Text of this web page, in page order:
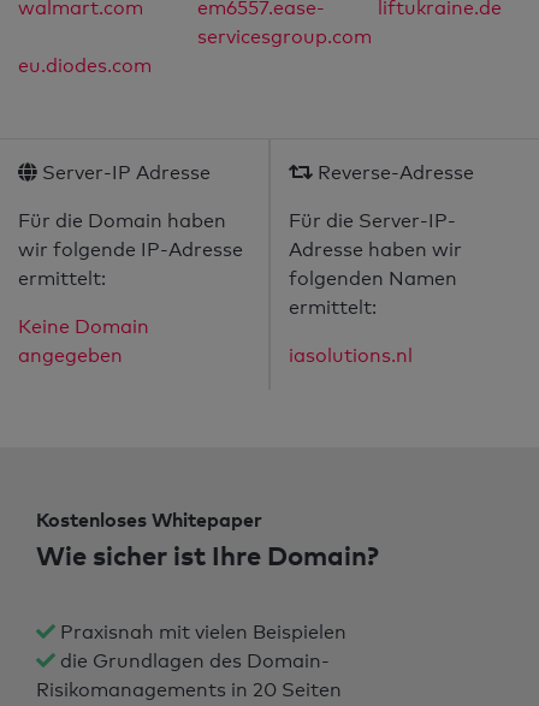
walmart.com
em6557.ease-
servicesgroup.com
liftukraine.de
eu.diodes.com
Server-IP Adresse
Für die Domain haben
wir folgende IP-Adresse
ermittelt:
Keine Domain
angegeben
Reverse-Adresse
Für die Server-IP-
Adresse haben wir
folgenden Namen
ermittelt:
iasolutions.nl
Kostenloses Whitepaper
Wie sicher ist Ihre Domain?
Praxisnah mit vielen Beispielen
die Grundlagen des Domain-
Risikomanagements in 20 Seiten